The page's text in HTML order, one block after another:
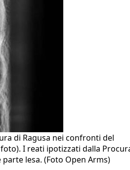
di Ragusa nei confronti del
I reati ipotizzati dalla
lesa. (Foto Open Arms)